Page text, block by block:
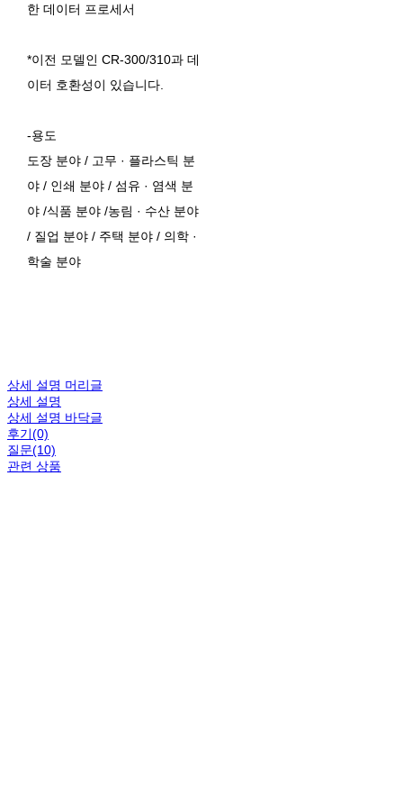
한 데이터 프로세서
*이전 모델인 CR-300/310과 데
이터 호환성이 있습니다.
-용도
도장 분야 / 고무 · 플라스틱 분
야 / 인쇄 분야 / 섬유 · 염색 분
야 /식품 분야 /농림 · 수산 분야
/ 질업 분야 / 주택 분야 / 의학 ·
학술 분야
상세 설명 머리글
상세 설명
상세 설명 바닥글
후기(0)
질문(10)
관련 상품